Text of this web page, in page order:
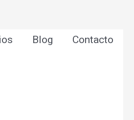
Blog Contacto